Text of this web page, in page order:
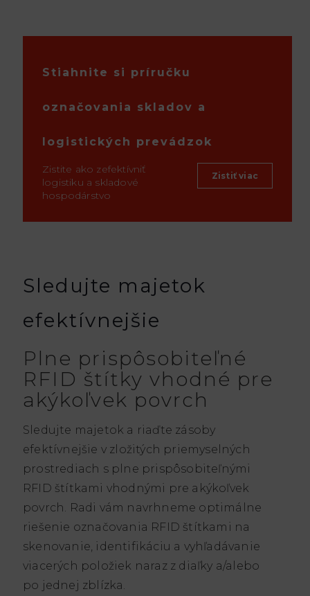
Stiahnite si príručku
označovania skladov a
logistických prevádzok
Zistite ako zefektívniť
logistiku a skladové
hospodárstvo
Zistiť viac
Sledujte majetok
efektívnejšie
Plne prispôsobiteľné
RFID štítky vhodné pre
akýkoľvek povrch
Sledujte majetok a riaďte zásoby
efektívnejšie v zložitých priemyselných
prostrediach s plne prispôsobiteľnými
RFID štítkami vhodnými pre akýkoľvek
povrch. Radi vám navrhneme optimálne
riešenie označovania RFID štítkami na
skenovanie, identifikáciu a vyhľadávanie
viacerých položiek naraz z diaľky a/alebo
po jednej zblízka.